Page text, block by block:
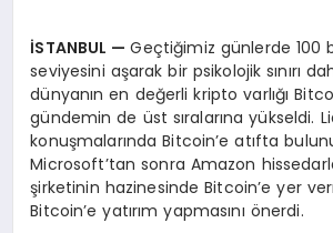
İSTANBUL —Geçtiğimiz günlerde 100
seviyesini aşarak bir psikolojik sınırı
dünyanın en değerli kripto varlığı
gündemin de üst sıralarına yükseldi.
konuşmalarında Bitcoin’e atıfta
Microsoft’tan sonra Amazon
şirketinin hazinesinde Bitcoin’e yer
Bitcoin’e yatırım yapmasını önerdi.